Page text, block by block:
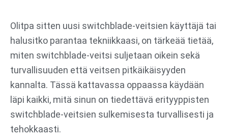
sisältöön
Olitpa sitten uusi switchblade-veitsien käyttäjä tai
halusitko parantaa tekniikkaasi, on tärkeää tietää,
miten switchblade-veitsi suljetaan oikein sekä
turvallisuuden että veitsen pitkäikäisyyden
kannalta. Tässä kattavassa oppaassa käydään
läpi kaikki, mitä sinun on tiedettävä erityyppisten
switchblade-veitsien sulkemisesta turvallisesti ja
tehokkaasti.